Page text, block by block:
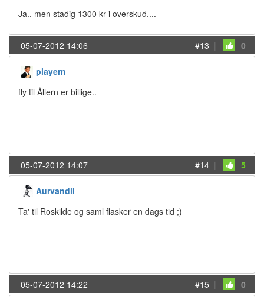
Ja.. men stadig 1300 kr i overskud....
05-07-2012 14:06 #13 | 0
playern
fly til Ållern er billige..
05-07-2012 14:07 #14 | 5
Aurvandil
Ta' til Roskilde og saml flasker en dags tid ;)
05-07-2012 14:22 #15 | 0